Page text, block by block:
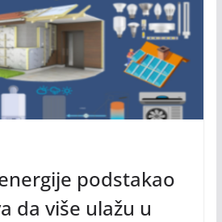
podstakao
da više ulažu u